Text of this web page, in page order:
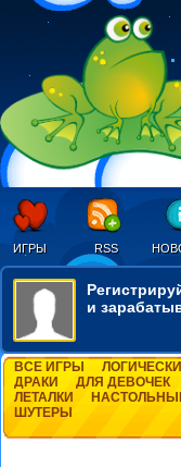
ИГРЫ RSS
и
ВСЕ ИГРЫ
ДРАКИ
ДЛЯ ДЕВОЧЕК
ЛЕТАЛКИ
ШУТЕРЫ